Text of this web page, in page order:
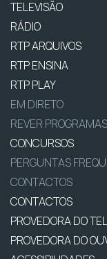
TELEVISÃO
RÁDIO
RTP ARQUIVOS
RTP ENSINA
RTP PLAY
EM DIRETO
REVER PROGRAMAS
CONCURSOS
PERGUNTAS
CONTACTOS
CONTACTOS
PROVEDORA DO
PROVEDORA DO